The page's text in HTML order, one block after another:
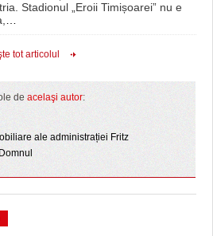
Stadionul „Eroii Timișoarei” nu e
…
tot articolul
de acelaşi autor:
ale administrației Fritz